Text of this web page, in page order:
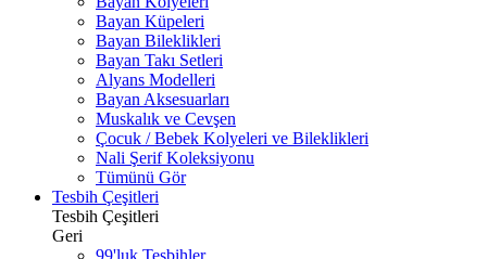
Bayan Küpeleri
Bayan Bileklikleri
Bayan Takı Setleri
Alyans Modelleri
Bayan Aksesuarları
Muskalık ve Cevşen
Çocuk / Bebek Kolyeleri ve Bileklikleri
Nali Şerif Koleksiyonu
Tümünü Gör
Tesbih Çeşitleri
Tesbih Çeşitleri
Geri
99'luk Tesbihler